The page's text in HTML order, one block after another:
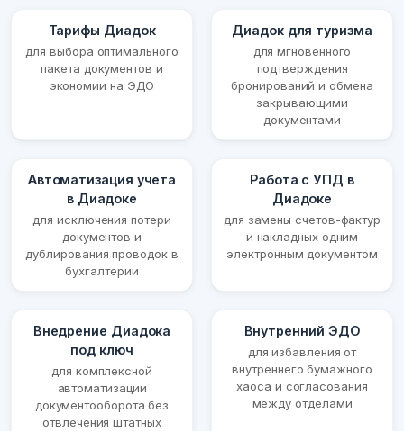
Тарифы Диадок
для выбора оптимального
пакета документов и
экономии на ЭДО
Диадок для туризма
для мгновенного
подтверждения
бронирований и обмена
закрывающими
документами
Автоматизация учета
в Диадоке
для исключения потери
документов и
дублирования проводок в
бухгалтерии
Работа с УПД в
Диадоке
для замены счетов-фактур
и накладных одним
электронным документом
Внедрение Диадока
под ключ
для комплексной
автоматизации
документооборота без
отвлечения штатных
Внутренний ЭДО
для избавления от
внутреннего бумажного
хаоса и согласования
между отделами